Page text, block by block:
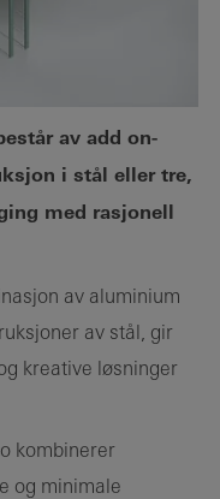
av add on-
i stål eller tre,
med rasjonell
av aluminium
av stål, gir
kreative løsninger
kombinerer
og minimale